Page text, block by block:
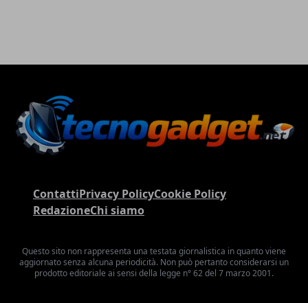
ContattiPrivacy PolicyCookie Policy
RedazioneChi siamo
Questo sito non rappresenta una testata giornalistica in quanto viene
aggiornato senza alcuna periodicità. Non può pertanto considerarsi un
prodotto editoriale ai sensi della legge n° 62 del 7 marzo 2001.